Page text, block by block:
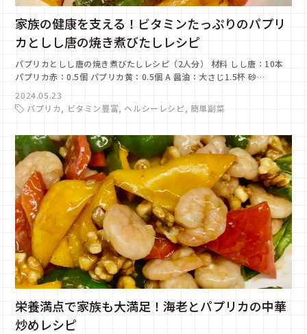
家族の健康を支える！ビタミンたっぷりのパプリ
カとしし唐の焼き煮びたしレシピ
パプリカとしし唐の焼き煮びたしレシピ（2人分） 材料 しし唐：10本
パプリカ赤：0.5個 パプリカ黄：0.5個 A 醤油：大さじ1.5杯 砂…
2024.05.23
パプリカ
ビタミン豊富 ヘルシーレシピ 簡単副菜
栄養満点で家族も大満足！海老とパプリカの中華
炒めレシピ